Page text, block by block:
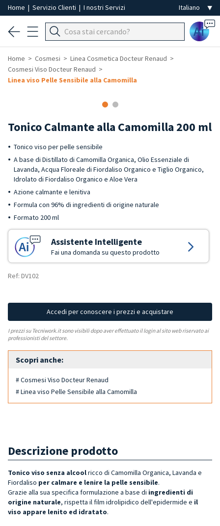
Home | Servizio Clienti | I nostri Servizi
Ai
Home Cosmesi
Linea Cosmetica Docteur Renaud
Cosmesi Viso Docteur Renaud
Linea viso Pelle Sensibile alla Camomilla
Tonico Calmante alla Camomilla 200 ml
Tonico viso per pelle sensibile
A base di Distillato di Camomilla Organica, Olio Essenziale di
Lavanda, Acqua Floreale di Fiordaliso Organico e Tiglio Organico,
Idrolato di Fiordaliso Organico e Aloe Vera
Azione calmante e lenitiva
Formula con 96% di ingredienti di origine naturale
Formato 200 ml
Assistente Intelligente
Fai una domanda su questo prodotto
Ref: DV102
Accedi per conoscere i prezzi e acquistare
I prezzi su Tecniwork.it sono visibili dopo aver effettuato il login al sito web riservato ai
professionisti del settore.
Scopri anche:
# Cosmesi Viso Docteur Renaud
# Linea viso Pelle Sensibile alla Camomilla
Descrizione prodotto
Tonico viso senza alcoolricco di Camomilla Organica, Lavanda e
Fiordaliso per calmare e lenire la pelle sensibile.
Grazie alla sua specifica formulazione a base di ingredienti di
origine naturale, rispetta il film idrolipidico dell'epidermide e il
viso appare lenito ed idratato.